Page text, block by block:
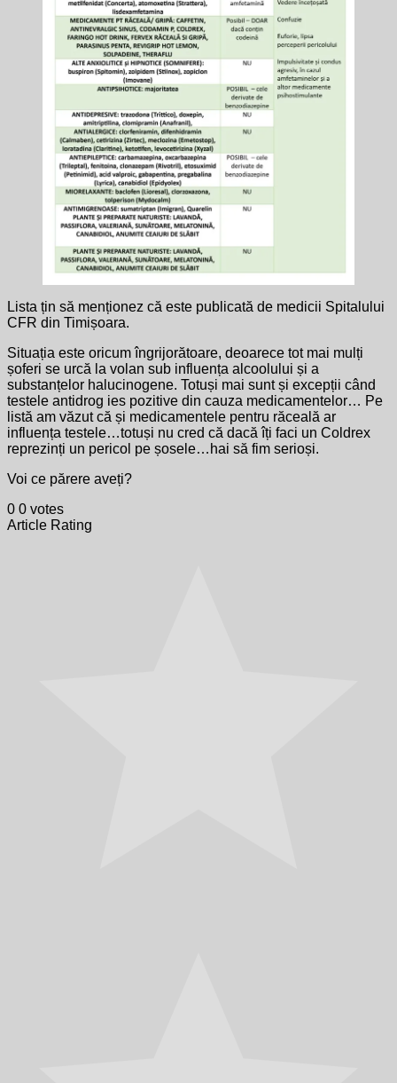
Lista țin să menționez că este publicată de medicii Spitalului
CFR din Timișoara.
Situația este oricum îngrijorătoare, deoarece tot mai mulți
șoferi se urcă la volan sub influența alcoolului și a
substanțelor halucinogene. Totuși mai sunt și excepții când
testele antidrog ies pozitive din cauza medicamentelor… Pe
listă am văzut că și medicamentele pentru răceală ar
influența testele…totuși nu cred că dacă îți faci un Coldrex
reprezinți un pericol pe șosele…hai să fim serioși.
Voi ce părere aveți?
0 0 votes
Article Rating